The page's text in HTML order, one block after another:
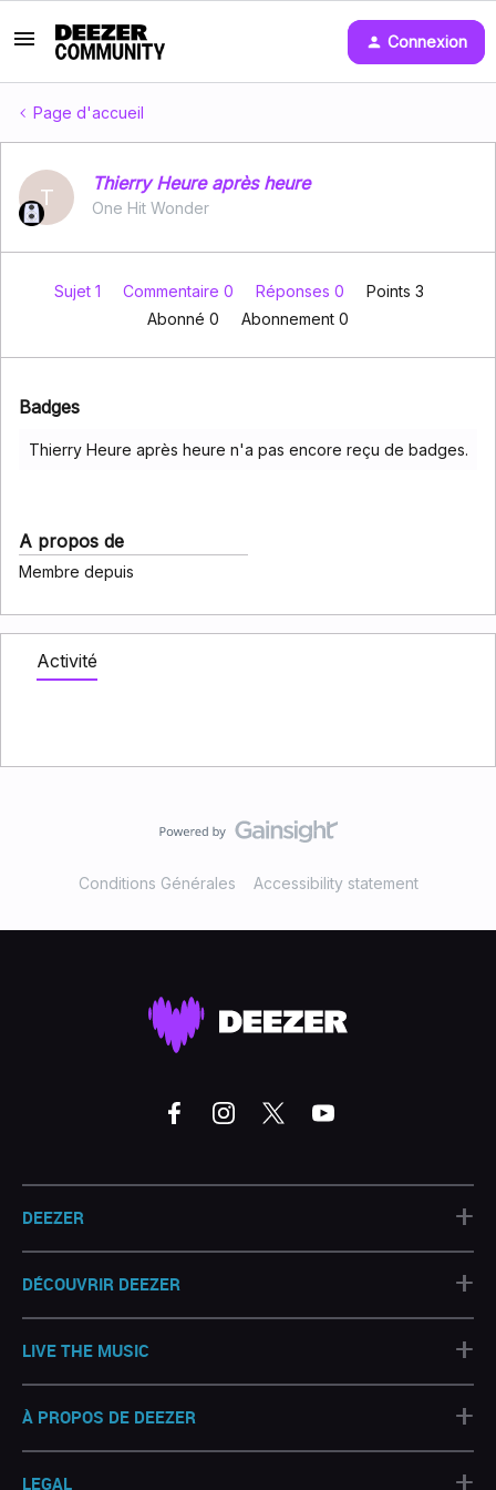
Connexion
Page d'accueil
T
Thierry Heure après heure
One Hit Wonder
Sujet 1 Commentaire 0 Réponses 0
Points 3
Abonné 0 Abonnement 0
Badges
Thierry Heure après heure n'a pas encore reçu de badges.
A propos de
Membre depuis
Activité
Conditions Générales Accessibility statement
DEEZER +
DÉCOUVRIR DEEZER +
LIVE THE MUSIC +
À PROPOS DE DEEZER +
LEGAL +